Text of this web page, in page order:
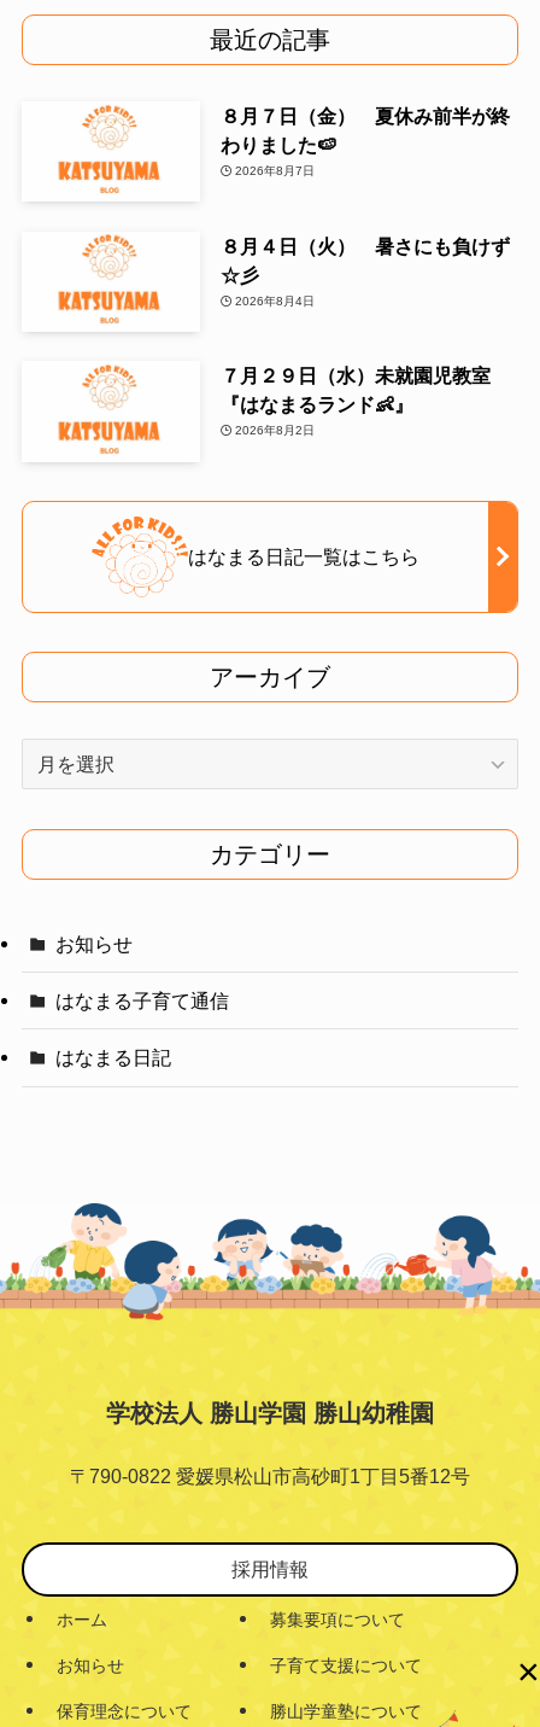
最近の記事
８月７日（金） 夏休み前半が終
わりました🍉
2026年8月7日
８月４日（火） 暑さにも負けず
☆彡
2026年8月4日
７月２９日（水）未就園児教室
『はなまるランド👶』
2026年8月2日
はなまる日記一覧はこちら
アーカイブ
イ
ブ
カテゴリー
お知らせ
はなまる子育て通信
はなまる日記
学校法人 勝山学園 勝山幼稚園
〒790-0822 愛媛県松山市高砂町1丁目5番12号
採用情報
ホーム
お知らせ
保育理念について
募集要項について
子育て支援について
勝山学童塾について
×